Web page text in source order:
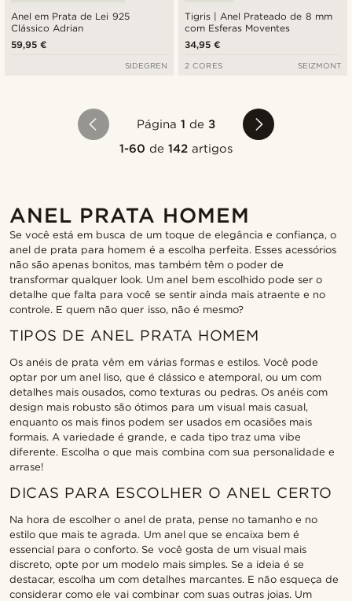
Anel em Prata de Lei 925
Clássico Adrian
59,95 €
SIDEGREN
Tigris | Anel Prateado de 8 mm
com Esferas Moventes
34,95 €
2 CORES SEIZMONT
Página 1 de3
1-60 de142 artigos
ANEL PRATA HOMEM
Se você está em busca de um toque de elegância e confiança, o
anel de prata para homem é a escolha perfeita. Esses acessórios
não são apenas bonitos, mas também têm o poder de
transformar qualquer look. Um anel bem escolhido pode ser o
detalhe que falta para você se sentir ainda mais atraente e no
controle. E quem não quer isso, não é mesmo?
TIPOS DE ANEL PRATA HOMEM
Os anéis de prata vêm em várias formas e estilos. Você pode
optar por um anel liso, que é clássico e atemporal, ou um com
detalhes mais ousados, como texturas ou pedras. Os anéis com
design mais robusto são ótimos para um visual mais casual,
enquanto os mais finos podem ser usados em ocasiões mais
formais. A variedade é grande, e cada tipo traz uma vibe
diferente. Escolha o que mais combina com sua personalidade e
arrase!
DICAS PARA ESCOLHER O ANEL CERTO
Na hora de escolher o anel de prata, pense no tamanho e no
estilo que mais te agrada. Um anel que se encaixa bem é
essencial para o conforto. Se você gosta de um visual mais
discreto, opte por um modelo mais simples. Se a ideia é se
destacar, escolha um com detalhes marcantes. E não esqueça de
considerar como ele vai combinar com suas outras joias. Um